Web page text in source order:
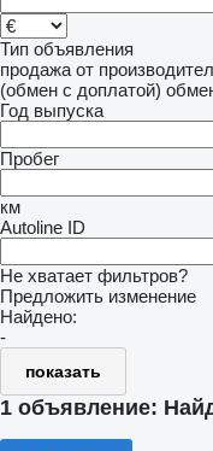
Тип объявления
продажа от
(обмен с доплатой)
Год выпуска
Пробег
км
Autoline ID
Не хватает фильтров?
Предложить изменение
Найдено:
-
показать
1 объявление: